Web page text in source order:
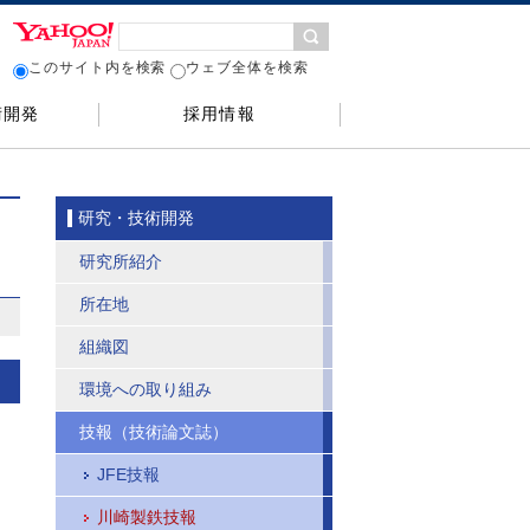
このサイト内を検索 ウェブ全体を検索
発 採用情報
研究・技術開発
研究所紹介
所在地
組織図
環境への取り組み
技報（技術論文誌）
JFE技報
川崎製鉄技報